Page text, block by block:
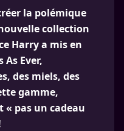
la polémique
collection
Harry a mis en
Ever,
des miels, des
gamme,
« pas un cadeau